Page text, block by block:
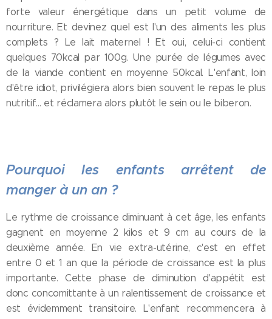
forte valeur énergétique dans un petit volume de
nourriture. Et devinez quel est l'un des aliments les plus
complets ? Le lait maternel ! Et oui, celui-ci contient
quelques 70kcal par 100g. Une purée de légumes avec
de la viande contient en moyenne 50kcal. L'enfant, loin
d'être idiot, privilégiera alors bien souvent le repas le plus
nutritif... et réclamera alors plutôt le sein ou le biberon.
Pourquoi les enfants arrêtent de
manger à un an ?
Le rythme de croissance diminuant à cet âge, les enfants
gagnent en moyenne 2 kilos et 9 cm au cours de la
deuxième année. En vie extra-utérine, c'est en effet
entre 0 et 1 an que la période de croissance est la plus
importante. Cette phase de diminution d'appétit est
donc concomittante à un ralentissement de croissance et
est évidemment transitoire. L'enfant recommencera à